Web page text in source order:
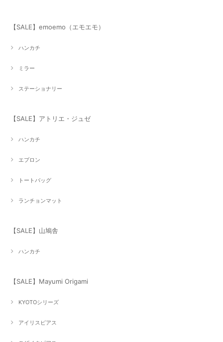
【SALE】emoemo（エモエモ）
ハンカチ
ミラー
ステーショナリー
【SALE】アトリエ・ジュゼ
ハンカチ
エプロン
トートバッグ
ランチョンマット
【SALE】山鳩舎
ハンカチ
【SALE】Mayumi Origami
KYOTOシリーズ
アイリスピアス